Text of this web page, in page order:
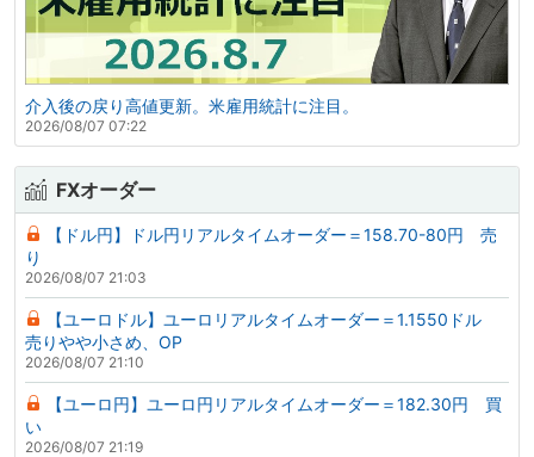
介入後の戻り高値更新。米雇用統計に注目。
2026/08/07 07:22
FXオーダー
【ドル円】ドル円リアルタイムオーダー＝158.70-80円 売
り
2026/08/07 21:03
【ユーロドル】ユーロリアルタイムオーダー＝1.1550ドル
売りやや小さめ、OP
2026/08/07 21:10
【ユーロ円】ユーロ円リアルタイムオーダー＝182.30円 買
い
2026/08/07 21:19